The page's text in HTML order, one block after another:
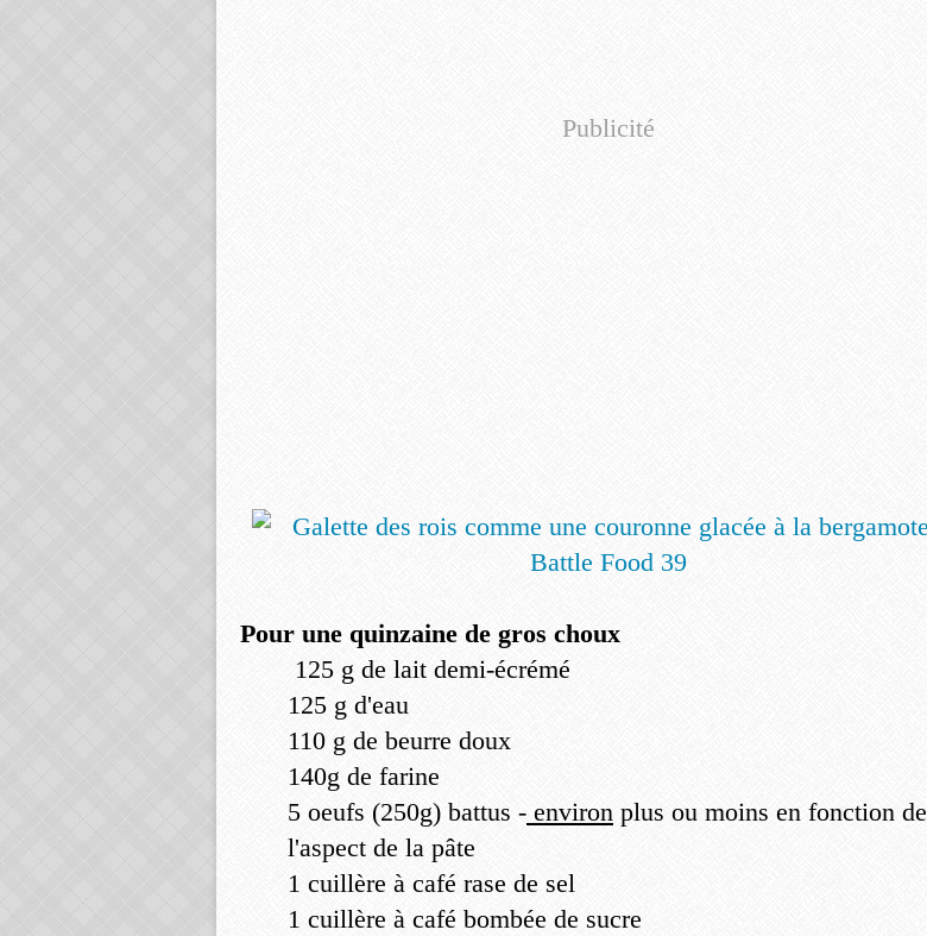
Publicité
Pour une quinzaine de gros choux
125 g de lait demi-écrémé
125 g d'eau
110 g de beurre doux
140g de farine
5 oeufs (250g) battus - environ plus ou moins en fonction de
l'aspect de la pâte
1 cuillère à café rase de sel
1 cuillère à café bombée de sucre